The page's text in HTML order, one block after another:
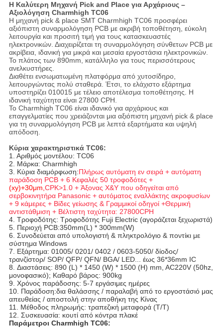
Η Καλύτερη Μηχανή Pick and Place για Αρχάριους –
Αξιολόγηση Charmhigh TC06
Η μηχανή pick & place SMT Charmhigh TC06 προσφέρει
αξιόπιστη συναρμολόγηση PCB με ακριβή τοποθέτηση, εύκολη
λειτουργία και προσιτή τιμή για τους κατασκευαστές
ηλεκτρονικών. Διαχειρίζεται τη συναρμολόγηση σύνθετων PCB με
ακρίβεια, ιδανική για μικρά και μεσαία εργοστάσια ηλεκτρονικών.
Το πλάτος των 890mm, κατάλληλο για τους περισσότερους
ανελκυστήρες.
Διαθέτει ενσωματωμένη πλατφόρμα από χυτοσίδηρο,
λειτουργώντας πολύ σταθερά. Έτσι, το ελάχιστο εξάρτημα
υποστηρίζει 010015 με τέλειο αποτέλεσμα τοποθέτησης. Η
ιδανική ταχύτητα είναι 27800 CPH.
Το Charmhigh TC06 είναι ιδανικό για αρχάριους και
επαγγελματίες που χρειάζονται μια αξιόπιστη μηχανή pick & place
για τη συναρμολόγηση PCB με λεπτά εξαρτήματα και υψηλή
απόδοση.
Κύρια χαρακτηριστικά TC06:
1. Αριθμός μοντέλου: TC06
2. Μάρκα: Charmhigh
3. Κύρια διαμόρφωση:Πλήρως αυτόματη εν σειρά + αυτόματη
παράδοση PCB + 6 Κεφαλές 50 τροφοδότες +
(xy)+30μm,CPK>1.0 + Άξονας X&Y που οδηγείται από
σερβοκινητήρα Panasonic + αυτόματος εναλλάκτης ακροφυσίων
+ 9 κάμερες + Βίδες γείωσης & Γραμμικοί οδηγοί +Θερμική
αντιστάθμιση + Βέλτιστη ταχύτητα: 27800CPH
4. Τροφοδότης: Τροφοδότης Fuji Electric (αγοράζεται ξεχωριστά)
5. Περιοχή PCB:350mm(L) * 300mm(W)
6. Συνοδεύεται από υπολογιστή & πληκτρολόγιο & ποντίκι με
σύστημα Windows
7. Εξάρτημα: 01005/ 0201/ 0402 / 0603-5050/ δίοδος/
τρανζίστορ/ SOP/ QFP/ QFN/ BGA/ LED... έως 36*36mm IC
8. Διαστάσεις: 890 (L) * 1450 (W) * 1500 (H) mm, AC220V (50hz,
μονοφασικό); Καθαρό βάρος: 900kg
9. Χρόνος παράδοσης: 5-7 εργάσιμες ημέρες
10. Παράδοση:δια θαλάσσης / παραλαβή από το εργοστάσιό μας
απευθείας / αποστολή στην αποθήκη της Κίνας
11. Μέθοδος πληρωμής: τραπεζική μεταφορά (T/T)
12. Συσκευασία: κουτί από κόντρα πλακέ
Παράμετροι Charmhigh TC06: